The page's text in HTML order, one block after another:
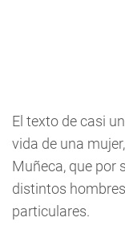
El texto de casi
vida de una
Muñeca, que por
distintos
particulares.